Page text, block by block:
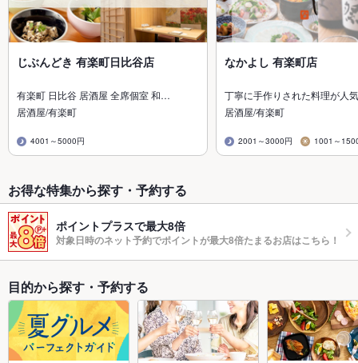
じぶんどき 有楽町日比谷店
有楽町 日比谷 居酒屋 全席個室 和…
居酒屋/有楽町
4001～5000円
なかよし 有楽町店
丁寧に手作りされた料理が人
居酒屋/有楽町
2001～3000円 1001～
お得な特集から探す・予約する
ポイントプラスで最大8倍
対象日時のネット予約でポイントが最大8倍たまるお店はこちら！
目的から探す・予約する